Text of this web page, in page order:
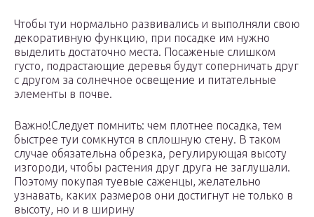
Чтобы туи нормально развивались и выполняли свою
декоративную функцию, при посадке им нужно
выделить достаточно места. Посаженые слишком
густо, подрастающие деревья будут соперничать друг
с другом за солнечное освещение и питательные
элементы в почве.
Важно!Следует помнить: чем плотнее посадка, тем
быстрее туи сомкнутся в сплошную стену. В таком
случае обязательна обрезка, регулирующая высоту
изгороди, чтобы растения друг друга не заглушали.
Поэтому покупая туевые саженцы, желательно
узнавать, каких размеров они достигнут не только в
высоту, но и в ширину